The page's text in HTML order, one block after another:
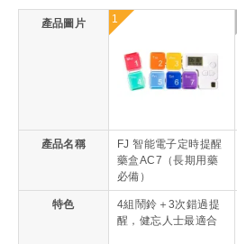
產品圖片 1
產品名稱
FJ 智能電子定時提醒
藥盒AC7（長期用藥
必備）
特色
4組鬧鈴＋3次錯過提
醒，健忘人士最適合